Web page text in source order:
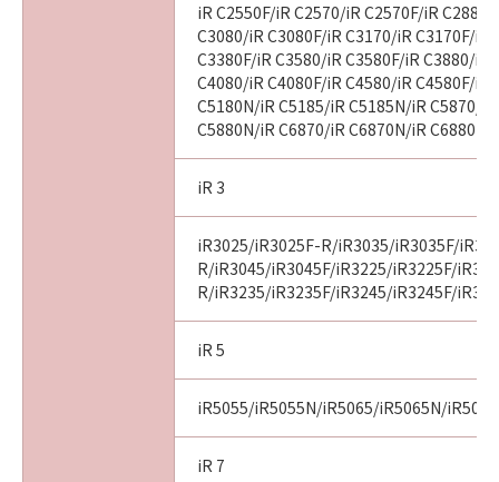
iR C2550F/iR C2570/iR C2570F/iR
C3080/iR C3080F/iR C3170/iR C3170F/iR
C3380F/iR C3580/iR C3580F/iR C3880/iR
C4080/iR C4080F/iR C4580/iR C4580F/iR
C5180N/iR C5185/iR C5185N/iR C5870/
C5880N/iR C6870/iR C6870N/iR C6880N
iR 3
iR3025/iR3025F-R/iR3035/iR3035F/
R/iR3045/iR3045F/iR3225/iR3225F/
R/iR3235/iR3235F/iR3245/iR3245F/
iR 5
iR5055/iR5055N/iR5065/iR5065N/
iR 7